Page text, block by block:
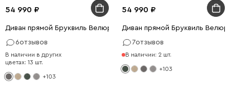
54 990
Диван прямой Бруквиль Велюр Серый
6отзывов
В наличии в других
цветах: 13 шт.
+103
54 990
Диван прямой Бруквиль
7отзывов
В наличии: 2 шт.
+103